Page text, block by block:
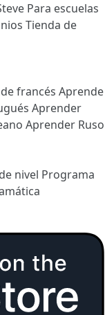
Para escuelas
Tienda de
francés Aprende
Aprender
Aprender Ruso
nivel Programa